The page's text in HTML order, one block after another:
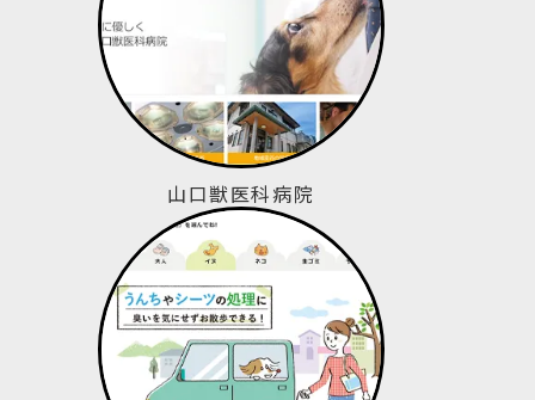
山口獣医科病院